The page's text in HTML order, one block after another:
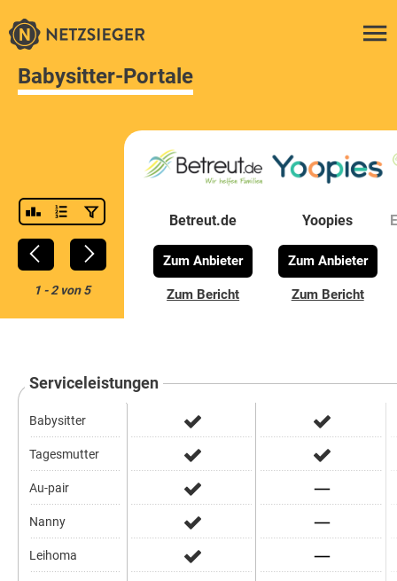
Babysitter-Portale
1-2von5
Betreut.de
Zum Anbieter
Zum Bericht
Yoopies
Zum Anbieter
Zum Bericht
Serviceleistungen
Babysitter
Tagesmutter
Au-pair
Nanny
Leihoma